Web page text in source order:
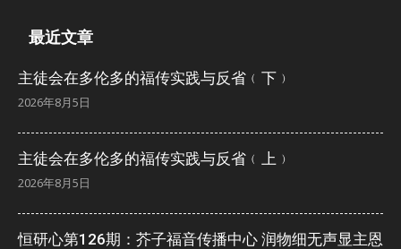
最近文章
主徒会在多伦多的福传实践与反省﹙下﹚
2026年8月5日
主徒会在多伦多的福传实践与反省﹙上﹚
2026年8月5日
恒研心第126期：芥子福音传播中心 润物细无声显主恩